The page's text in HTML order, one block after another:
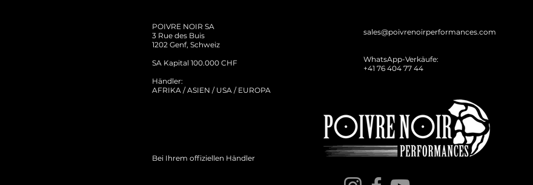
POIVRE NOIR SA
3 Rue des Buis
1202 Genf, Schweiz
SA Kapital 100.000 CHF
Händler:
AFRIKA / ASIEN / USA / EUROPA
sales@poivrenoirperformances.com
WhatsApp-Verkäufe:
+41 76 404 77 44
Bei Ihrem offiziellen Händler